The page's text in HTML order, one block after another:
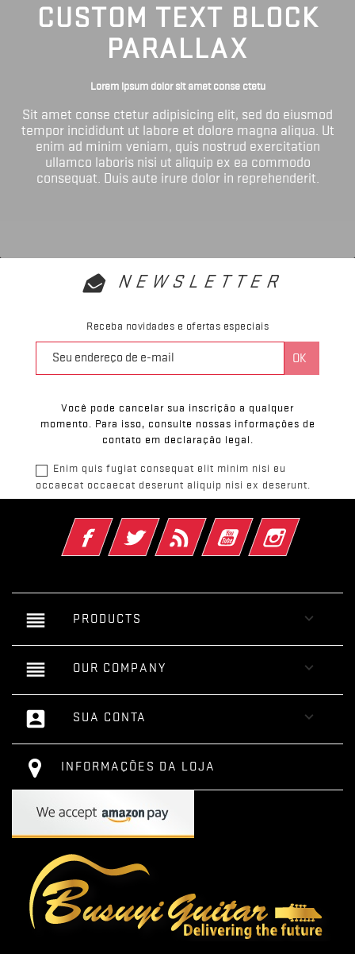
CUSTOM TEXT BLOCK
PARALLAX
Lorem ipsum dolor sit amet conse ctetu
Sit amet conse ctetur adipisicing elit, sed do eiusmod
tempor incididunt ut labore et dolore magna aliqua. Ut
enim ad minim veniam, quis nostrud exercitation
ullamco laboris nisi ut aliquip ex ea commodo
consequat. Duis aute irure dolor in reprehenderit.
NEWSLETTER
Receba novidades e ofertas especiais
Você pode cancelar sua inscrição a qualquer
momento. Para isso, consulte nossas informações de
contato em declaração legal.
Enim quis fugiat consequat elit minim nisi eu
occaecat occaecat deserunt aliquip nisi ex deserunt.
FacebookTwitter Rss YouTube Instagram
reorder PRODUCTS 
reorder OUR COMPANY 
account_box SUA CONTA 
INFORMAÇÕES DA LOJA